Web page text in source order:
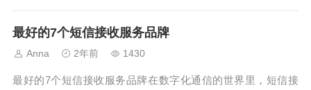
不同用户的需求。1. Aoksend - 领先的SMS接码平台服务商Ao
ksend作为领先的SMS接码平台服务商，提供了高效、可靠
的...
最好的7个短信接收服务品牌
Anna 2年前 1430
最好的7个短信接收服务品牌在数字化通信的世界里，短信接